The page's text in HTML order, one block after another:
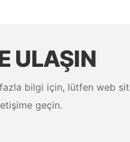
ULAŞIN
bilgi için, lütfen web
geçin.